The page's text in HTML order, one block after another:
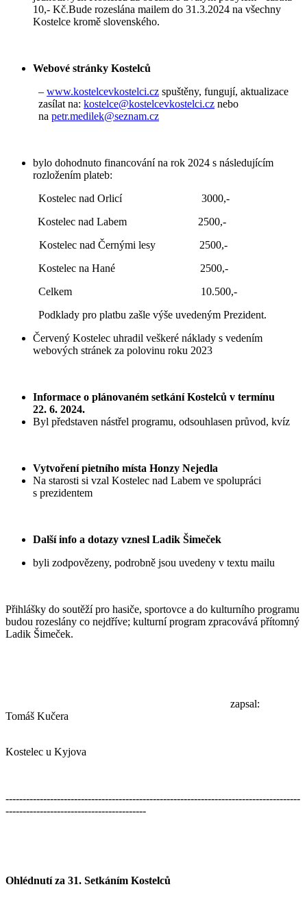
10,- Kč.Bude rozeslána mailem do 31.3.2024 na všechny
Kostelce kromě slovenského.
Webové stránky Kostelců
– www.kostelcevkostelci.cz spuštěny, fungují, aktualizace
zasílat na: kostelce@kostelcevkostelci.cz nebo
na petr.medilek@seznam.cz
bylo dohodnuto financování na rok 2024 s následujícím
rozložením plateb:
Kostelec nad Orlicí 3000,-
Kostelec nad Labem 2500,-
Kostelec nad Černými lesy 2500,-
Kostelec na Hané 2500,-
Celkem 10.500,-
Podklady pro platbu zašle výše uvedeným Prezident.
Červený Kostelec uhradil veškeré náklady s vedením
webových stránek za polovinu roku 2023
Informace o plánovaném setkání Kostelců v termínu
22. 6. 2024.
Byl představen nástřel programu, odsouhlasen průvod, kvíz
Vytvoření pietního místa Honzy Nejedla
Na starosti si vzal Kostelec nad Labem ve spolupráci
s prezidentem
Další info a dotazy vznesl Ladik Šimeček
byli zodpovězeny, podrobně jsou uvedeny v textu mailu
Přihlášky do soutěží pro hasiče, sportovce a do kulturního programu
budou rozeslány co nejdříve; kulturní program zpracovává přítomný
Ladik Šimeček.
zapsal:
Tomáš Kučera
Kostelec u Kyjova
--------------------------------------------------------------------------------------
-----------------------------------------
Ohlédnutí za 31. Setkáním Kostelců